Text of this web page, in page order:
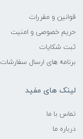
قوانین و مقررات
حریم خصوصی و امنیت
ثبت شکایات
برنامه های ارسال سفارشات
لینک های مفید
تماس با ما
درباره ما